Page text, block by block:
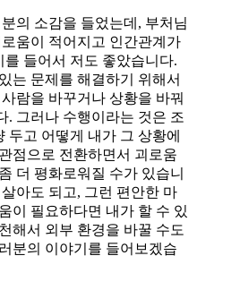
의 소감을 들었는데, 부처님
움이 적어지고 인간관계가
들어서 저도 좋았습니다.
는 문제를 해결하기 위해서
람을 바꾸거나 상황을 바꿔
. 그러나 수행이라는 것은 조
두고 어떻게 내가 그 상황에
점으로 전환하면서 괴로움
더 평화로워질 수가 있습니
아도 되고, 그런 편안한 마
이 필요하다면 내가 할 수 있
해서 외부 환경을 바꿀 수도
분의 이야기를 들어보겠습